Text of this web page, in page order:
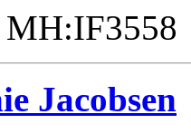
Jacobsen